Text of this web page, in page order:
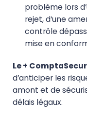
problème lors
rejet, d’une
contrôle
mise en
Le +
d’anticiper les
amont et de
délais légaux.